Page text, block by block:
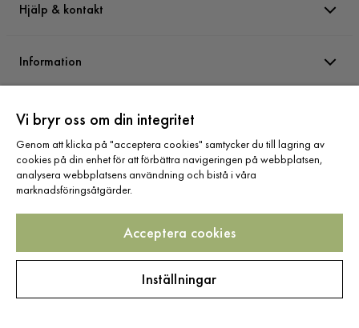
Hjälp & kontakt
Information
Varumärken
Sortiment
Följ oss
Vi bryr oss om din integritet
Genom att klicka på "acceptera cookies" samtycker du till lagring av
cookies på din enhet för att förbättra navigeringen på webbplatsen,
analysera webbplatsens användning och bistå i våra
marknadsföringsåtgärder.
Acceptera cookies
Inställningar